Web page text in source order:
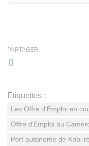
PARTAGER
Étiquettes :
Les Offre d'Emploi en
Offre d'Emploi au
Port autonome de Kribi